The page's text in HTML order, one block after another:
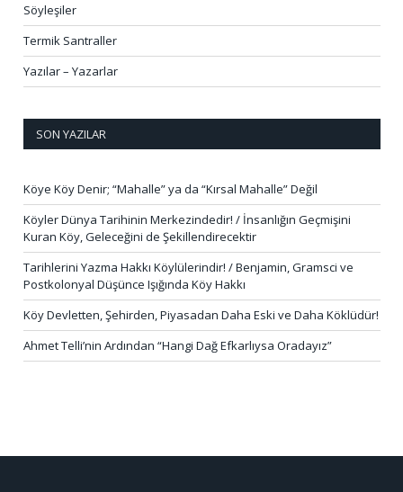
Söyleşiler
Termik Santraller
Yazılar – Yazarlar
SON YAZILAR
Köye Köy Denir; “Mahalle” ya da “Kırsal Mahalle” Değil
Köyler Dünya Tarihinin Merkezindedir! / İnsanlığın Geçmişini
Kuran Köy, Geleceğini de Şekillendirecektir
Tarihlerini Yazma Hakkı Köylülerindir! / Benjamin, Gramsci ve
Postkolonyal Düşünce Işığında Köy Hakkı
Köy Devletten, Şehirden, Piyasadan Daha Eski ve Daha Köklüdür!
Ahmet Telli’nin Ardından “Hangi Dağ Efkarlıysa Oradayız”